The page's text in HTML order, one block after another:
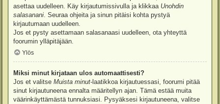
asettaa uudelleen. Käy kirjautumissivulla ja klikkaa Unohdin
salasanani . Seuraa ohjeita ja sinun pitäisi kohta pystyä
kirjautumaan uudelleen.
Jos et pysty asettamaan salasanaasi uudelleen, ota yhteyttä
foorumin ylläpitäjään.
Ylös
Miksi minut kirjataan ulos automaattisesti?
Jos et valitse Muista minut-laatikkoa kirjautuessasi, foorumi pitää
sinut kirjautuneena ennalta määritellyn ajan. Tämä estää muita
väärinkäyttämästä tunnuksiasi. Pysyäksesi kirjautuneena, valitse